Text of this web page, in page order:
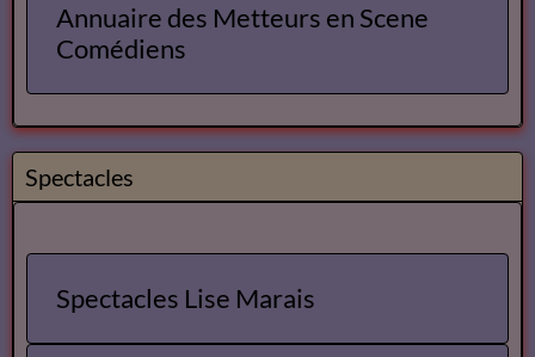
Annuaire des Metteurs en Scene
Comédiens
Spectacles
Spectacles Lise Marais